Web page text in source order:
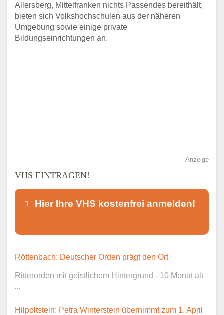
Allersberg, Mittelfranken nichts Passendes bereithält,
bieten sich Volkshochschulen aus der näheren
Umgebung sowie einige private
Bildungseinrichtungen an.
Anzeige
VHS EINTRAGEN!
Hier Ihre VHS kostenfrei anmelden!
Dieser Teil dient lediglich zur
öffentlich sichtbar.
Röttenbach: Deutscher Orden prägt den Ort
Ritterorden mit geistlichem Hintergrund - 10 Monat alt
...
Hilpoltstein: Petra Winterstein übernimmt zum 1. April